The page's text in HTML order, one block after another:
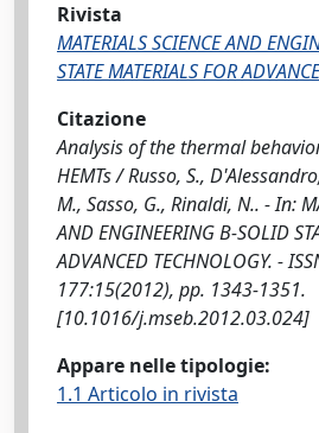
Rivista
MATERIALS SCIENCE AND
STATE MATERIALS FOR
Citazione
Analysis of the thermal
HEMTs / Russo, S.,
M., Sasso, G., Rinaldi, N.. - In:
AND ENGINEERING B-SOLID
ADVANCED TECHNOLOGY. -
177:15(2012), pp. 1343-1351.
[10.1016/j.mseb.2012.03.024]
Appare nelle tipologie:
1.1 Articolo in rivista